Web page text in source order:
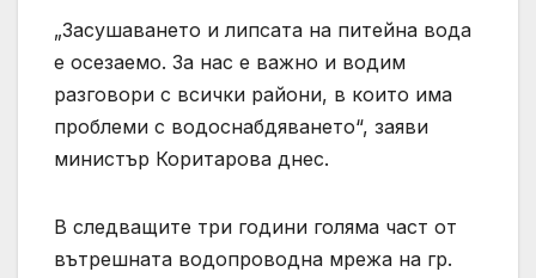
„Засушаването и липсата на питейна вода
е осезаемо. За нас е важно и водим
разговори с всички райони, в които има
проблеми с водоснабдяването“, заяви
министър Коритарова днес.
В следващите три години голяма част от
вътрешната водопроводна мрежа на гр.